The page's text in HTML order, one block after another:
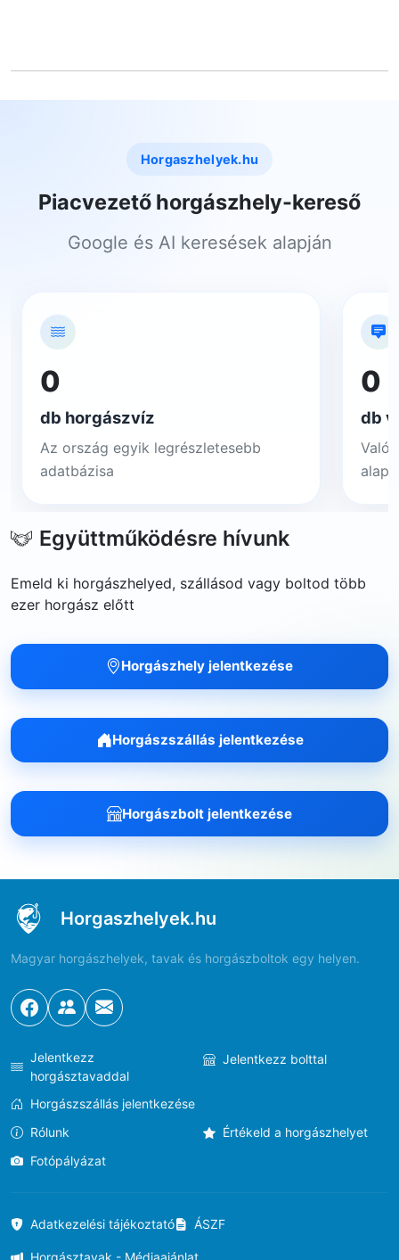
Horgaszhelyek.hu
Piacvezető horgászhely-kereső
Google és AI keresések alapján
0
db horgászvíz
Az ország egyik legrészletesebb
adatbázisa
0
db
Együttműködésre hívunk
Emeld ki horgászhelyed, szállásod vagy boltod több
ezer horgász előtt
Horgászhely jelentkezése
Horgászszállás jelentkezése
Horgászbolt jelentkezése
Horgaszhelyek.hu
Magyar horgászhelyek, tavak és horgászboltok egy helyen.
Jelentkezz
horgásztavaddal
Jelentkezz bolttal
Horgászszállás jelentkezése
Rólunk
Értékeld a horgászhelyet
Fotópályázat
Adatkezelési tájékoztató ÁSZF